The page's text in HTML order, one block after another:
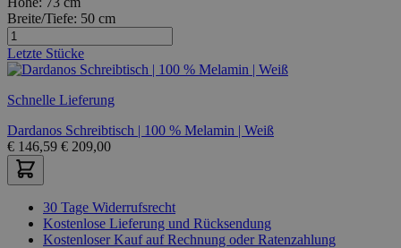
Breite/Tiefe: 50 cm
Letzte Stücke
Schnelle Lieferung
Dardanos Schreibtisch | 100 % Melamin | Weiß
€ 146,59 € 209,00
30 Tage Widerrufsrecht
Kostenlose Lieferung und Rücksendung
Kostenloser Kauf auf Rechnung oder Ratenzahlung